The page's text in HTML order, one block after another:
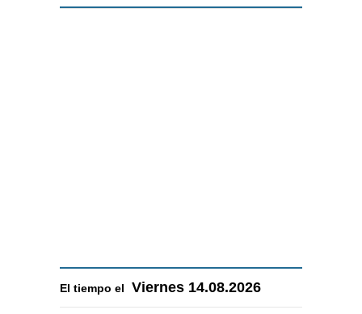
El tiempo el Viernes 14.08.2026